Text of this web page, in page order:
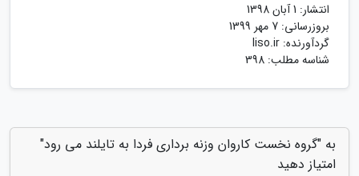
انتشار: 1 آبان 1398
بروزرسانی: 7 مهر 1399
گردآورنده: liso.ir
شناسه مطلب: 398
به "گروه نخست کاروان وزنه برداری فردا به تایلند می رود"
امتیاز دهید